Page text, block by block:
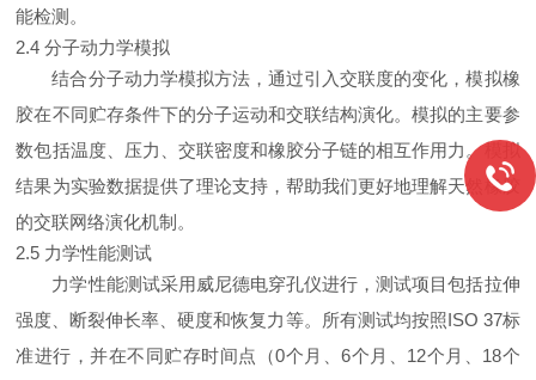
能检测。
2.4 分子动力学模拟
结合分子动力学模拟方法，通过引入交联度的变化，模拟橡
胶在不同贮存条件下的分子运动和交联结构演化。模拟的主要参
数包括温度、压力、交联密度和橡胶分子链的相互作用力。模拟
结果为实验数据提供了理论支持，帮助我们更好地理解天然橡胶
的交联网络演化机制。
2.5 力学性能测试
力学性能测试采用威尼德电穿孔仪进行，测试项目包括拉伸
强度、断裂伸长率、硬度和恢复力等。所有测试均按照ISO 37标
准进行，并在不同贮存时间点（0个月、6个月、12个月、18个